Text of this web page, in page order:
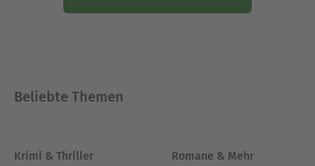
Beliebte Themen
Krimi & Thriller Romane & Mehr